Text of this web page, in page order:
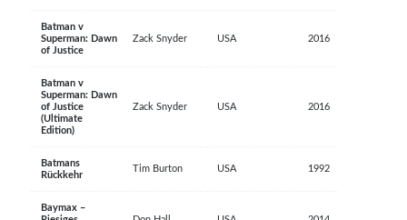
Batman v
Superman: Dawn
of Justice
Zack Snyder USA 2016
Batman v
Superman: Dawn
of Justice
(Ultimate
Edition)
Zack Snyder USA 2016
Batmans
Rückkehr
Tim Burton USA 1992
Baymax –